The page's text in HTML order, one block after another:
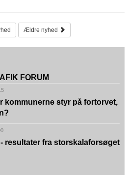
Ældre nyhed
FORUM
kommunerne styr på fortorvet,
resultater fra storskalaforsøget